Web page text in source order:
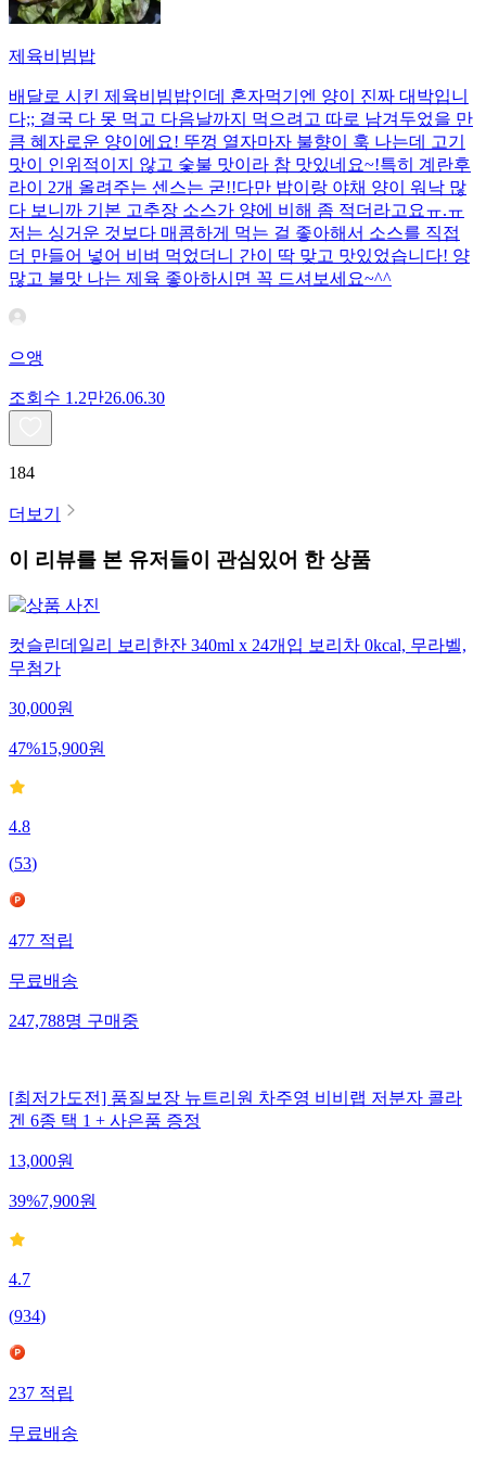
제육비빔밥
배달로 시킨 제육비빔밥인데 혼자먹기엔 양이 진짜 대박입니
다;; 결국 다 못 먹고 다음날까지 먹으려고 따로 남겨두었을 만
큼 혜자로운 양이에요! 뚜껑 열자마자 불향이 훅 나는데 고기
맛이 인위적이지 않고 숯불 맛이라 참 맛있네요~!특히 계란후
라이 2개 올려주는 센스는 굳!! ​다만 밥이랑 야채 양이 워낙 많
다 보니까 기본 고추장 소스가 양에 비해 좀 적더라고요ㅠ.ㅠ
저는 싱거운 것보다 매콤하게 먹는 걸 좋아해서 소스를 직접
더 만들어 넣어 비벼 먹었더니 간이 딱 맞고 맛있었습니다! 양
많고 불맛 나는 제육 좋아하시면 꼭 드셔보세요~^^
으앵
조회수 1.2만26.06.30
184
더보기
이 리뷰를 본 유저들이 관심있어 한 상품
컷슬린데일리 보리한잔 340ml x 24개입 보리차 0kcal, 무라벨,
무첨가
30,000원
47%15,900원
4.8
(53)
477 적립
무료배송
247,788명 구매중
[최저가도전] 품질보장 뉴트리원 차주영 비비랩 저분자 콜라
겐 6종 택 1 + 사은품 증정
13,000원
39%7,900원
4.7
(934)
237적립
무료배송